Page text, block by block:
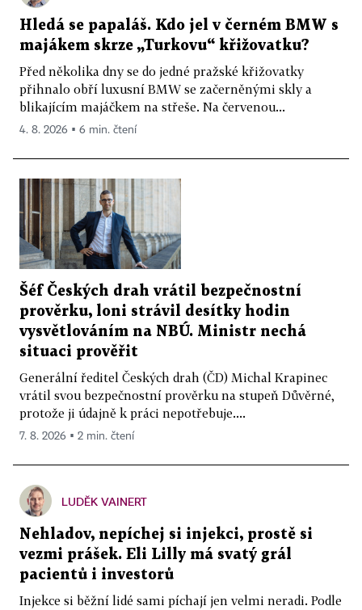
Hledá se papaláš. Kdo jel v černém BMW s
majákem skrze „Turkovu“ křižovatku?
Před několika dny se do jedné pražské křižovatky
přihnalo obří luxusní BMW se začerněnými skly a
blikajícím majáčkem na střeše. Na červenou...
4. 8. 2026 ▪ 6 min. čtení
Šéf Českých drah vrátil bezpečnostní
prověrku, loni strávil desítky hodin
vysvětlováním na NBÚ. Ministr nechá
situaci prověřit
Generální ředitel Českých drah (ČD) Michal Krapinec
vrátil svou bezpečnostní prověrku na stupeň Důvěrné,
protože ji údajně k práci nepotřebuje....
7. 8. 2026 ▪ 2 min. čtení
LUDĚK VAINERT
Nehladov, nepíchej si injekci, prostě si
vezmi prášek. Eli Lilly má svatý grál
pacientů i investorů
Injekce si běžní lidé sami píchají jen velmi neradi. Podle